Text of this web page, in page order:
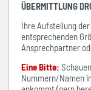
ÜBERMITTLUNG
Ihre Aufstellung
entsprechenden
Ansprechpartner
Eine Bitte:
Nummern/Namen